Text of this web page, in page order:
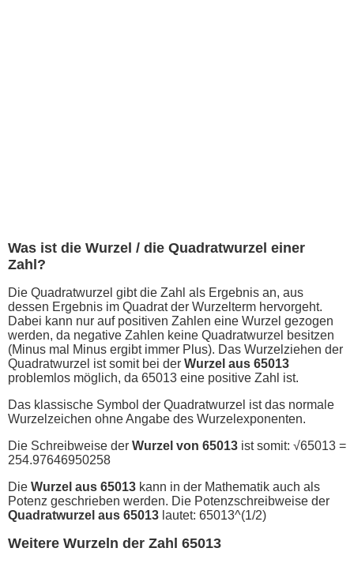
Was ist die Wurzel / die Quadratwurzel einer
Zahl?
Die Quadratwurzel gibt die Zahl als Ergebnis an, aus
dessen Ergebnis im Quadrat der Wurzelterm hervorgeht.
Dabei kann nur auf positiven Zahlen eine Wurzel gezogen
werden, da negative Zahlen keine Quadratwurzel besitzen
(Minus mal Minus ergibt immer Plus). Das Wurzelziehen der
Quadratwurzel ist somit bei der Wurzel aus 65013
problemlos möglich, da 65013 eine positive Zahl ist.
Das klassische Symbol der Quadratwurzel ist das normale
Wurzelzeichen ohne Angabe des Wurzelexponenten.
Die Schreibweise der Wurzel von 65013 ist somit: √65013 =
254.97646950258
Die Wurzel aus 65013 kann in der Mathematik auch als
Potenz geschrieben werden. Die Potenzschreibweise der
Quadratwurzel aus 65013 lautet: 65013^(1/2)
Weitere Wurzeln der Zahl 65013